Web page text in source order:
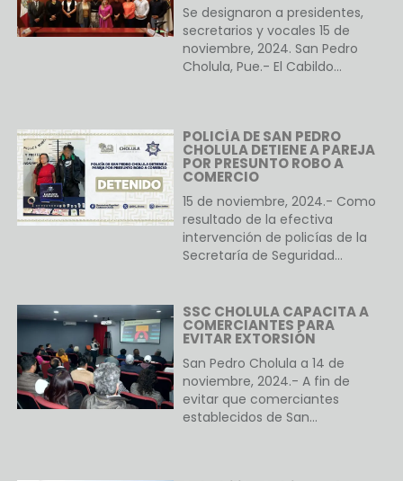
Se designaron a presidentes,
secretarios y vocales 15 de
noviembre, 2024. San Pedro
Cholula, Pue.- El Cabildo…
POLICÍA DE SAN PEDRO
CHOLULA DETIENE A PAREJA
POR PRESUNTO ROBO A
COMERCIO
15 de noviembre, 2024.- Como
resultado de la efectiva
intervención de policías de la
Secretaría de Seguridad…
SSC CHOLULA CAPACITA A
COMERCIANTES PARA
EVITAR EXTORSIÓN
San Pedro Cholula a 14 de
noviembre, 2024.- A fin de
evitar que comerciantes
establecidos de San…